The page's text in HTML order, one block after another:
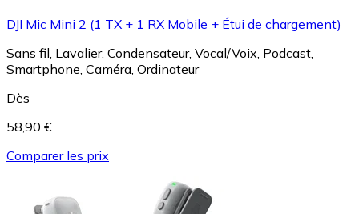
DJI Mic Mini 2 (1 TX + 1 RX Mobile + Étui de chargement)
Sans fil, Lavalier, Condensateur, Vocal/Voix, Podcast,
Smartphone, Caméra, Ordinateur
Dès
58,90 €
Comparer les prix